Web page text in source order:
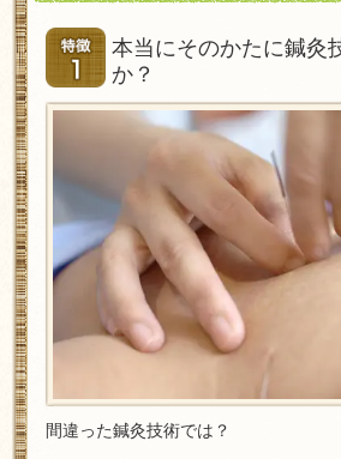
本当にそのかたに鍼灸
か？
間違った鍼灸技術では？